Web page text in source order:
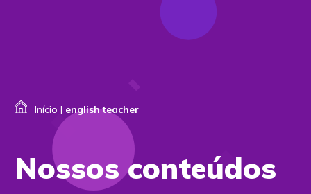
Início | english teacher
Nossos conteúdos